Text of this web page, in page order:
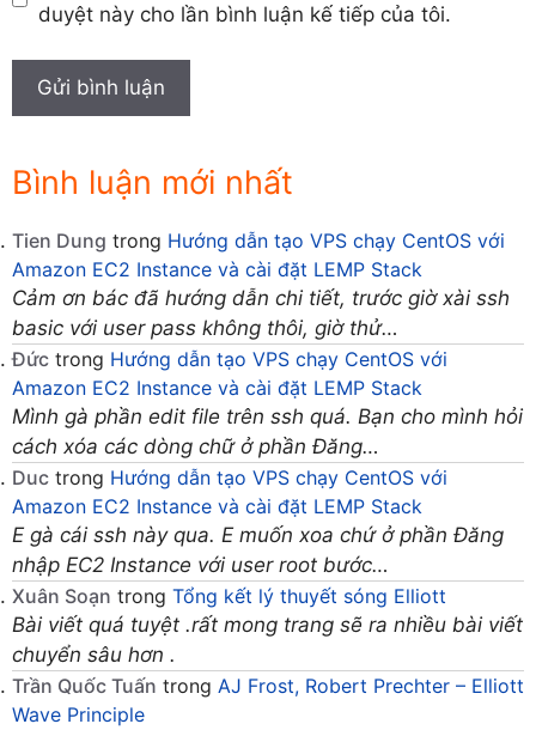
duyệt này cho lần bình luận kế tiếp của tôi.
Bình luận mới nhất
Tien Dung trong Hướng dẫn tạo VPS chạy CentOS với
Amazon EC2 Instance và cài đặt LEMP Stack
Cảm ơn bác đã hướng dẫn chi tiết, trước giờ xài ssh
basic với user pass không thôi, giờ thử…
Đức trong Hướng dẫn tạo VPS chạy CentOS với
Amazon EC2 Instance và cài đặt LEMP Stack
Mình gà phần edit file trên ssh quá. Bạn cho mình hỏi
cách xóa các dòng chữ ở phần Đăng…
Duc trong Hướng dẫn tạo VPS chạy CentOS với
Amazon EC2 Instance và cài đặt LEMP Stack
E gà cái ssh này qua. E muốn xoa chứ ở phần Đăng
nhập EC2 Instance với user root bước…
Xuân Soạn trong Tổng kết lý thuyết sóng Elliott
Bài viết quá tuyệt .rất mong trang sẽ ra nhiều bài viết
chuyển sâu hơn .
Trần Quốc Tuấn trong AJ Frost, Robert Prechter – Elliott
Wave Principle